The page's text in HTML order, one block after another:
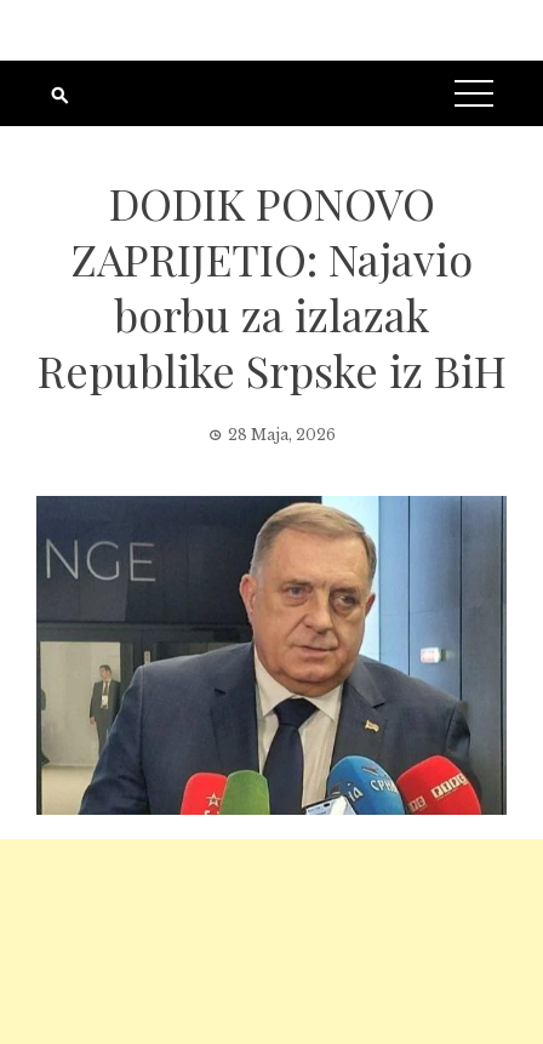
DODIK PONOVO
ZAPRIJETIO: Najavio
borbu za izlazak
Republike Srpske iz BiH
28 Maja, 2026